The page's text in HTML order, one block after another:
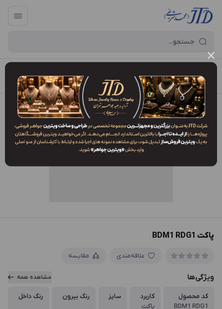
آرایه و جعبه جواهر تهران / فهرست محصولات / پاکت BDM1 RDG1
پاکت BDM1 RDG1
علاقه‌مندی مقایسه
ویژگی‌ها مشاهده همه
کد محصول
BDM1 RDG1
کاربرد
پاکت
سایز رنگ بیرون رنگ داخل